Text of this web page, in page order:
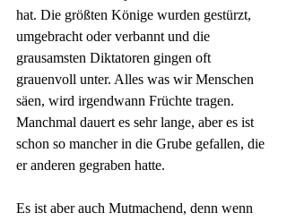
hat. Die größten Könige wurden gestürzt,
umgebracht oder verbannt und die
grausamsten Diktatoren gingen oft
grauenvoll unter. Alles was wir Menschen
säen, wird irgendwann Früchte tragen.
Manchmal dauert es sehr lange, aber es ist
schon so mancher in die Grube gefallen, die
er anderen gegraben hatte.
Es ist aber auch Mutmachend, denn wenn